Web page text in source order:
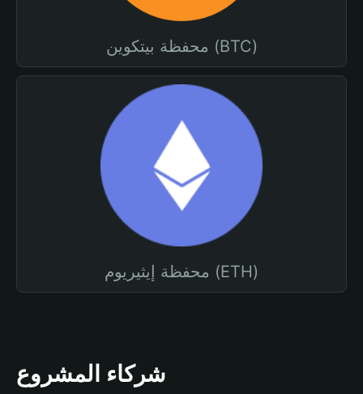
محفظة بيتكوين (BTC)
محفظة إيثيريوم (ETH)
شركاء المشروع